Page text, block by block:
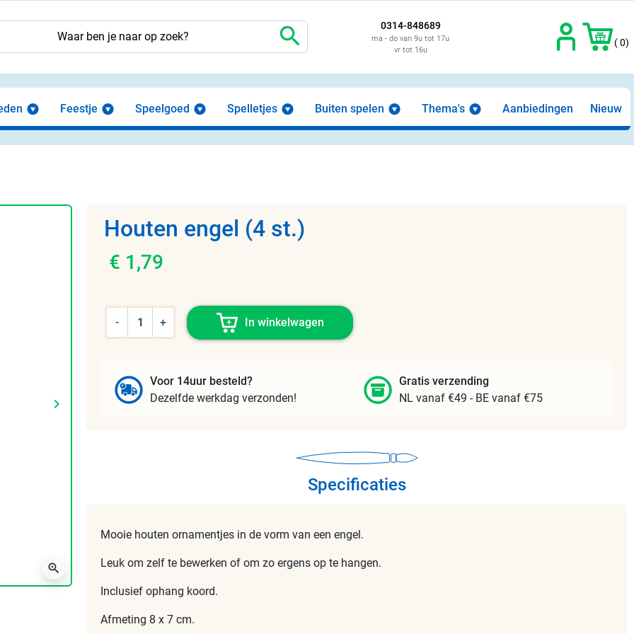
search 0314-848689
ma - do van 9u tot 17u
vr tot 16u
( 0)
Feestje Speelgoed Spelletjes Buiten spelen Thema's Aanbiedingen Nieuw
Volgende
keyboard_arrow_right
zoom_in
Houten engel (4 st.)
€ 1,79
- + In winkelwagen
Voor 14uur besteld?
Dezelfde werkdag verzonden!
Gratis verzending
NL vanaf €49 - BE vanaf €75
Specificaties
Mooie houten ornamentjes in de vorm van een engel.
Leuk om zelf te bewerken of om zo ergens op te hangen.
Inclusief ophang koord.
Afmeting 8 x 7 cm.